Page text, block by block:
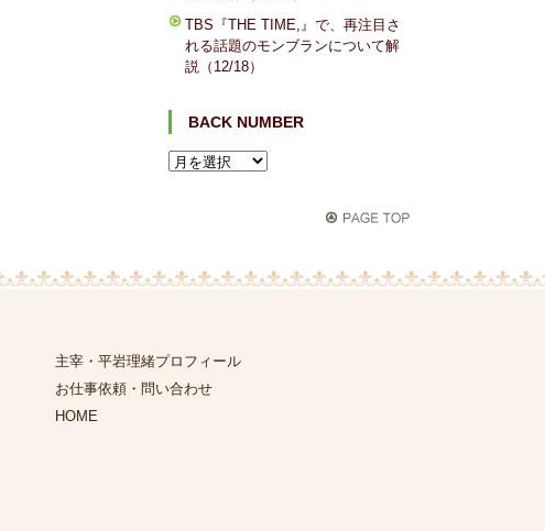
TBS『THE TIME,』で、再注目さ
れる話題のモンブランについて解
説（12/18）
BACK NUMBER
主宰・平岩理緒プロフィール
お仕事依頼・問い合わせ
HOME